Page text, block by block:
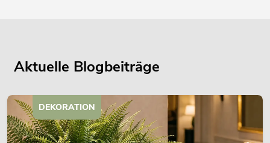
Aktuelle Blogbeiträge
DEKORATION